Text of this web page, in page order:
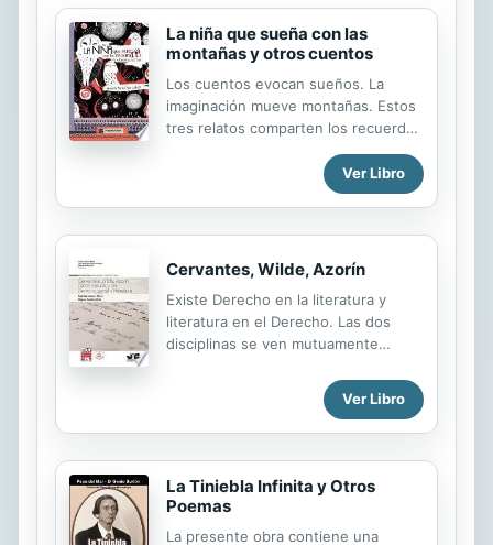
La niña que sueña con las
montañas y otros cuentos
Los cuentos evocan sueños. La
imaginación mueve montañas. Estos
tres relatos comparten los recuerdos
Algodonales, un hermoso pueblo de
la serranía de Cádiz, cuando la vida
Ver Libro
Cervantes, Wilde, Azorín
Existe Derecho en la literatura y
literatura en el Derecho. Las dos
disciplinas se ven mutuamente
interacción funcional. La presente
obra profundiza en esa interrelación
de la mano de tres destacados
Literatura: Cervantes y el sabroso
pasaje de los galeotes, Oscar Wilde y
Ver Libro
La Tiniebla Infinita y Otros
Poemas
La presente obra contiene una